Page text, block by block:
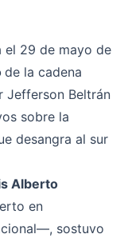
29 de mayo de
de la cadena
Jefferson Beltrán
sobre la
desangra al sur
Alberto
en
sostuvo